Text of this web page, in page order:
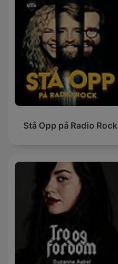
Stå Opp på Radio Rock